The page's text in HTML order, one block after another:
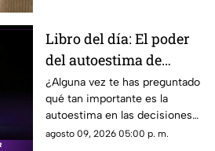
Libro del día: El poder
del autoestima de
Nathaniel Branden
¿Alguna vez te has preguntado
qué tan importante es la
autoestima en las decisiones
que tomas todos los días? En
agosto 09, 2026 05:00 p. m.